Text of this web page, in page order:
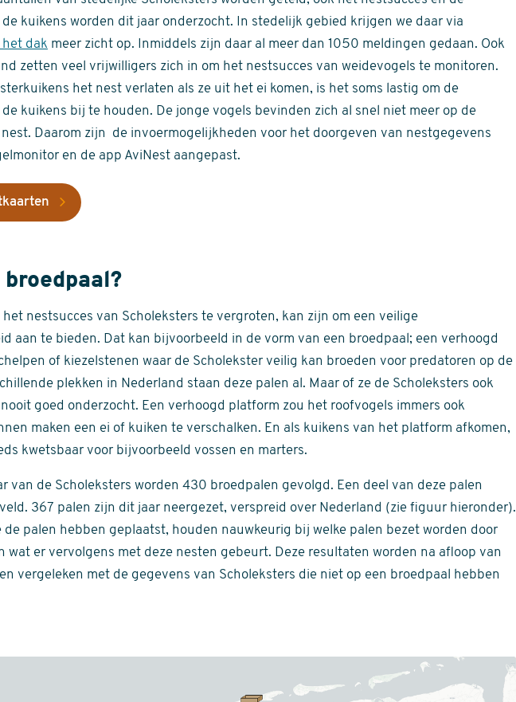
kuikens worden dit jaar onderzocht. In stedelijk gebied krijgen we daar via
het dak meer zicht op. Inmiddels zijn daar al meer dan 1050 meldingen gedaan. Ook
zetten veel vrijwilligers zich in om het nestsucces van weidevogels te monitoren.
het nest verlaten als ze uit het ei komen, is het soms lastig om de
kuikens bij te houden. De jonge vogels bevinden zich al snel niet meer op de
nest. Daarom zijn de invoermogelijkheden voor het doorgeven van nestgegevens
en de app AviNest aangepast.
broedpaal?
het nestsucces van Scholeksters te vergroten, kan zijn om een veilige
aan te bieden. Dat kan bijvoorbeeld in de vorm van een broedpaal; een verhoogd
of kiezelstenen waar de Scholekster veilig kan broeden voor predatoren op de
plekken in Nederland staan deze palen al. Maar of ze de Scholeksters ook
goed onderzocht. Een verhoogd platform zou het roofvogels immers ook
maken een ei of kuiken te verschalken. En als kuikens van het platform afkomen,
kwetsbaar voor bijvoorbeeld vossen en marters.
van de Scholeksters worden 430 broedpalen gevolgd. Een deel van deze palen
367 palen zijn dit jaar neergezet, verspreid over Nederland (zie figuur hieronder).
de palen hebben geplaatst, houden nauwkeurig bij welke palen bezet worden door
wat er vervolgens met deze nesten gebeurt. Deze resultaten worden na afloop van
vergeleken met de gegevens van Scholeksters die niet op een broedpaal hebben